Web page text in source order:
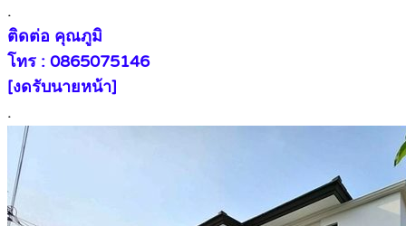
.
ติดต่อ คุณภูมิ
โทร : 0865075146
[งดรับนายหน้า]
.